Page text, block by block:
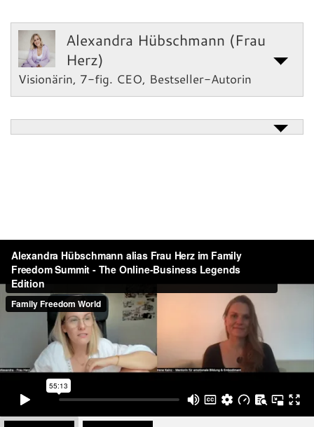
Alexandra Hübschmann (Frau
Herz)
Visionärin, 7-fig. CEO, Bestseller-Autorin